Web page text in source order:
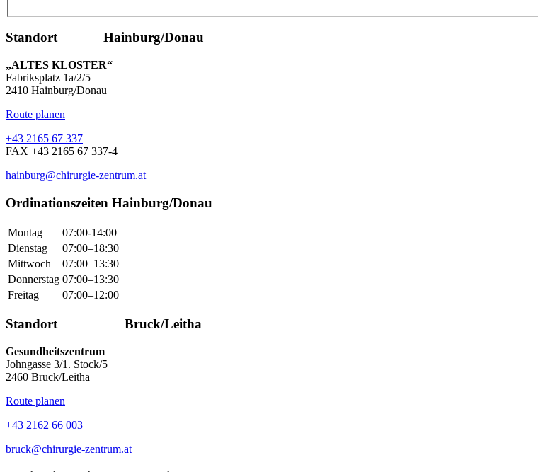
Standort Hainburg/Donau
„ALTES KLOSTER“
Fabriksplatz 1a/2/5
2410 Hainburg/Donau
Route planen
+43 2165 67 337
FAX +43 2165 67 337-4
hainburg@chirurgie-zentrum.at
Ordinationszeiten Hainburg/Donau
Montag
07:00-14:00
Dienstag
07:00–18:30
Mittwoch
07:00–13:30
Donnerstag 07:00–13:30
Freitag
07:00–12:00
Standort Bruck/Leitha
Gesundheitszentrum
Johngasse 3/1. Stock/5
2460 Bruck/Leitha
Route planen
+43 2162 66 003
bruck@chirurgie-zentrum.at